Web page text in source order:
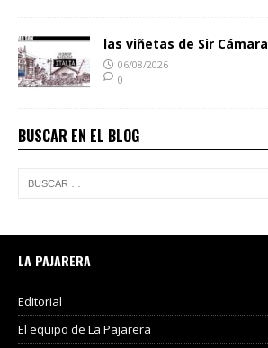
las viñetas de Sir Cámara
06/08/2026
0
BUSCAR EN EL BLOG
LA PAJARERA
Editorial
El equipo de La Pajarera